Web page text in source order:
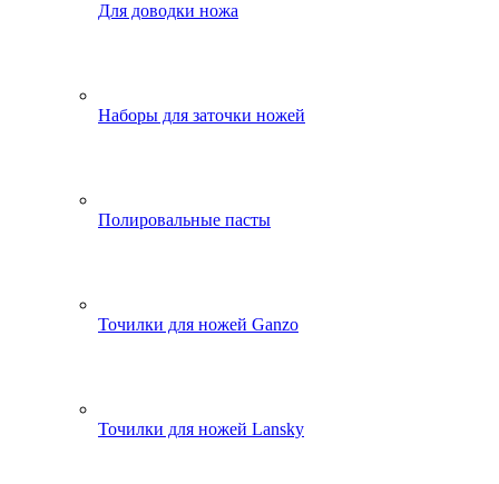
Для доводки ножа
Наборы для заточки ножей
Полировальные пасты
Точилки для ножей Ganzo
Точилки для ножей Lansky